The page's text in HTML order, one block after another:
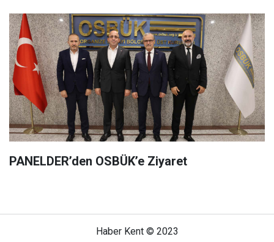
PANELDER’den OSBÜK’e Ziyaret
Haber Kent © 2023